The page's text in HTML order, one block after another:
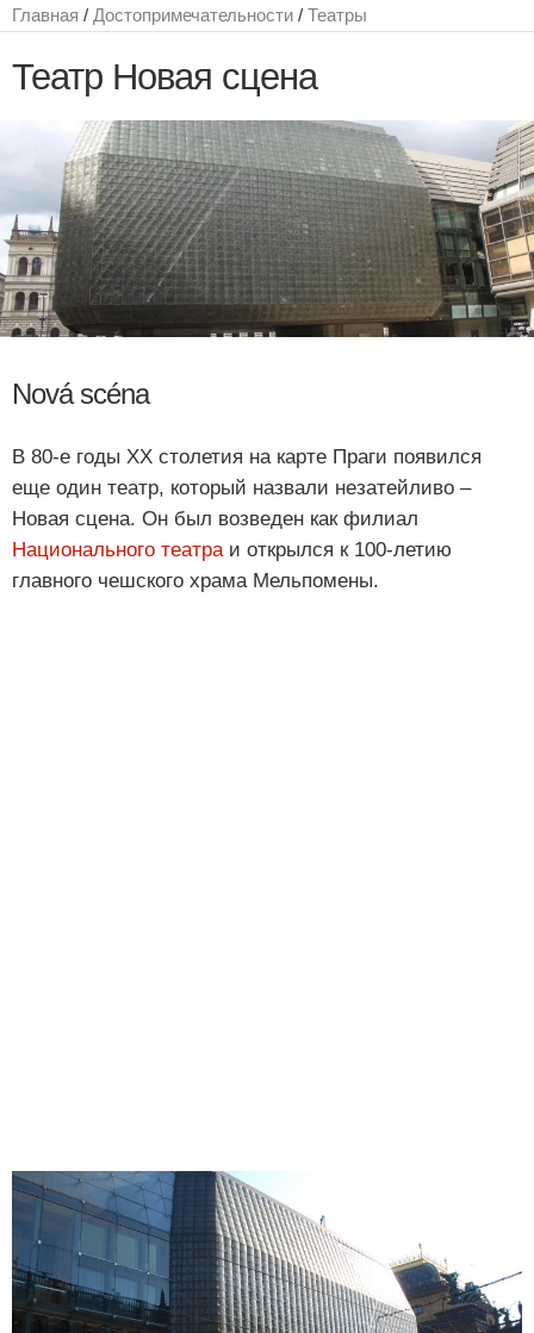
Главная / Достопримечательности / Театры
Театр Новая сцена
Nová scéna
В 80-е годы XX столетия на карте Праги появился
еще один театр, который назвали незатейливо –
Новая сцена. Он был возведен как филиал
Национального театраи открылся к 100-летию
главного чешского храма Мельпомены.